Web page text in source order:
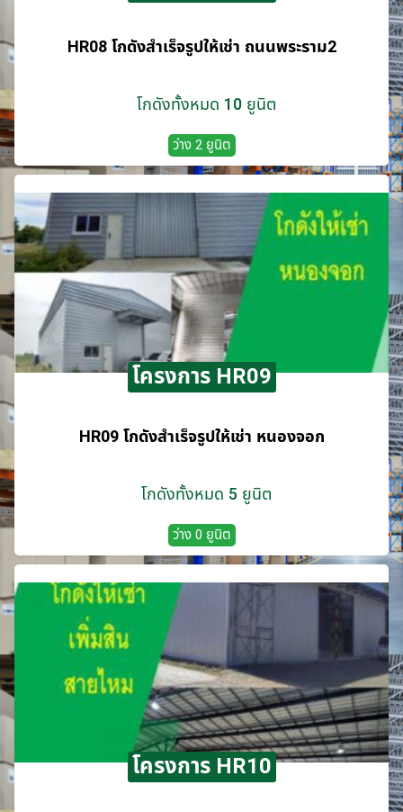
HR08 โกดังสำเร็จรูปให้เช่า ถนนพระราม2
โกดังทั้งหมด 10 ยูนิต
ว่าง 2 ยูนิต
โครงการ HR09
HR09 โกดังสำเร็จรูปให้เช่า หนองจอก
โกดังทั้งหมด 5 ยูนิต
ว่าง 0 ยูนิต
โครงการ HR10